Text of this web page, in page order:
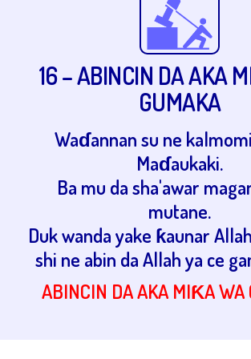
16 – ABINCIN DA AKA
GUMAKA
Waɗannan su ne
Maɗaukaki.
Ba mu da sha'awar
mutane.
Duk wanda yake ƙaunar
shi ne abin da Allah ya ce
ABINCIN DA AKA MIƘA WA